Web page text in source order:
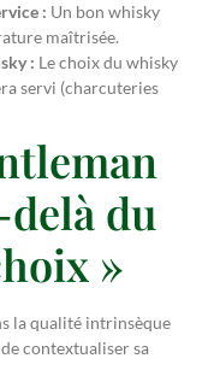
: Un bon whisky
maîtrisée.
: Le choix du whisky
servi (charcuteries
du
»
la qualité intrinsèque
contextualiser sa